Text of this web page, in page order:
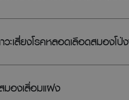
วะเสี่ยงโรคหลอดเลือดสมองโ
สมองเสื่อมแฝง